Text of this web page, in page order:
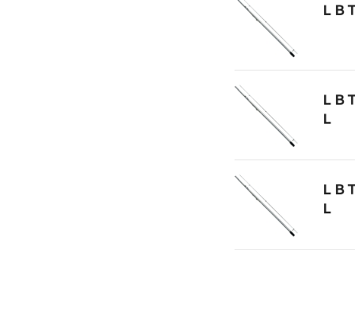
Ｌ
Ｌ
Ｌ
Ｌ
Ｌ